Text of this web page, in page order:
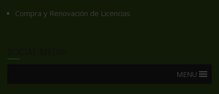
Compra y Renovación de Licencias
MENU